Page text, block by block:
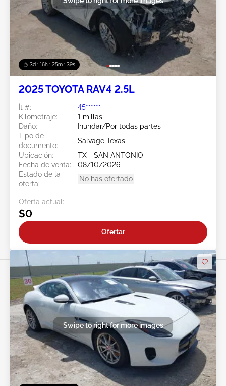
3d : 16h : 25m : 37s
2025 TOYOTA RAV4 2.5L
Ít #:
45******
Kilometraje:
1 millas
Daño:
Inundar/Por todas partes
Tipo de
documento:
Salvage Texas
Ubicación:
TX - SAN ANTONIO
Fecha de venta:
08/10/2026
Estado de la
oferta:
No has ofertado
Oferta actual:
$0
Ofertar
Swipe to right for more images